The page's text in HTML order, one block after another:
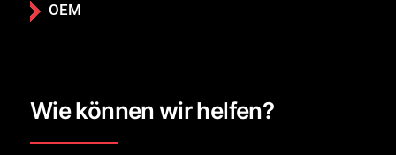
OEM
Wie können wir helfen?